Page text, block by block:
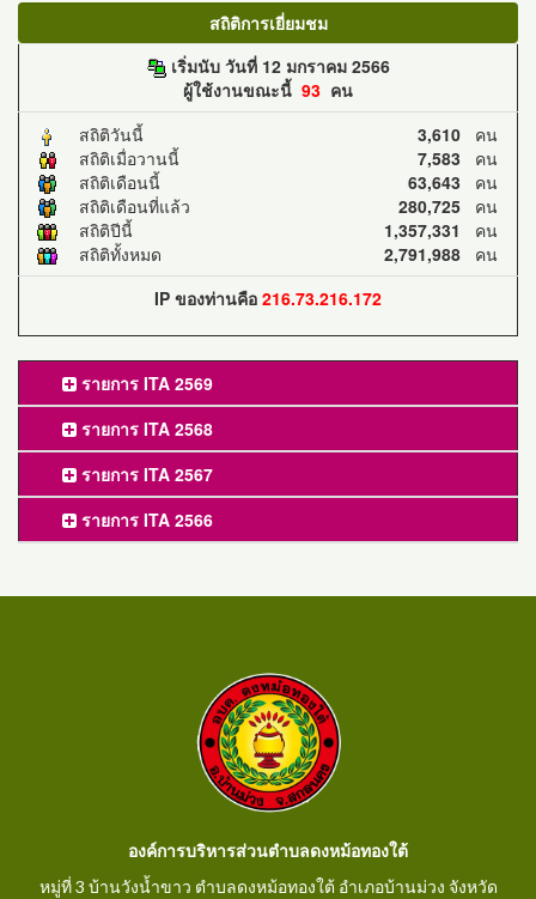
สถิติการเยี่ยมชม
เริ่มนับ วันที่ 12 มกราคม 2566
ผู้ใช้งานขณะนี้ 93 คน
สถิติวันนี้
3,610 คน
สถิติเมื่อวานนี้
7,583 คน
สถิติเดือนนี้
63,643 คน
สถิติเดือนที่แล้ว
280,725 คน
สถิติปีนี้
1,357,331 คน
สถิติทั้งหมด
2,791,988 คน
IP ของท่านคือ 216.73.216.172
รายการ ITA 2569
รายการ ITA 2568
รายการ ITA 2567
รายการ ITA 2566
องค์การบริหารส่วนตำบลดงหม้อทองใต้
หมู่ที่ 3 บ้านวังน้ำขาว ตำบลดงหม้อทองใต้ อำเภอบ้านม่วง จังหวัด